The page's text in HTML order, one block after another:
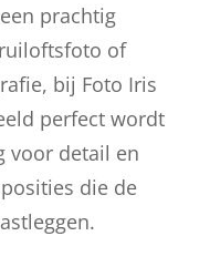
prachtig
of
bij Foto Iris
perfect wordt
voor detail en
die de